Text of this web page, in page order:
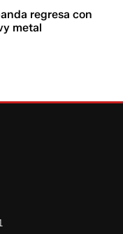
regresa con
metal